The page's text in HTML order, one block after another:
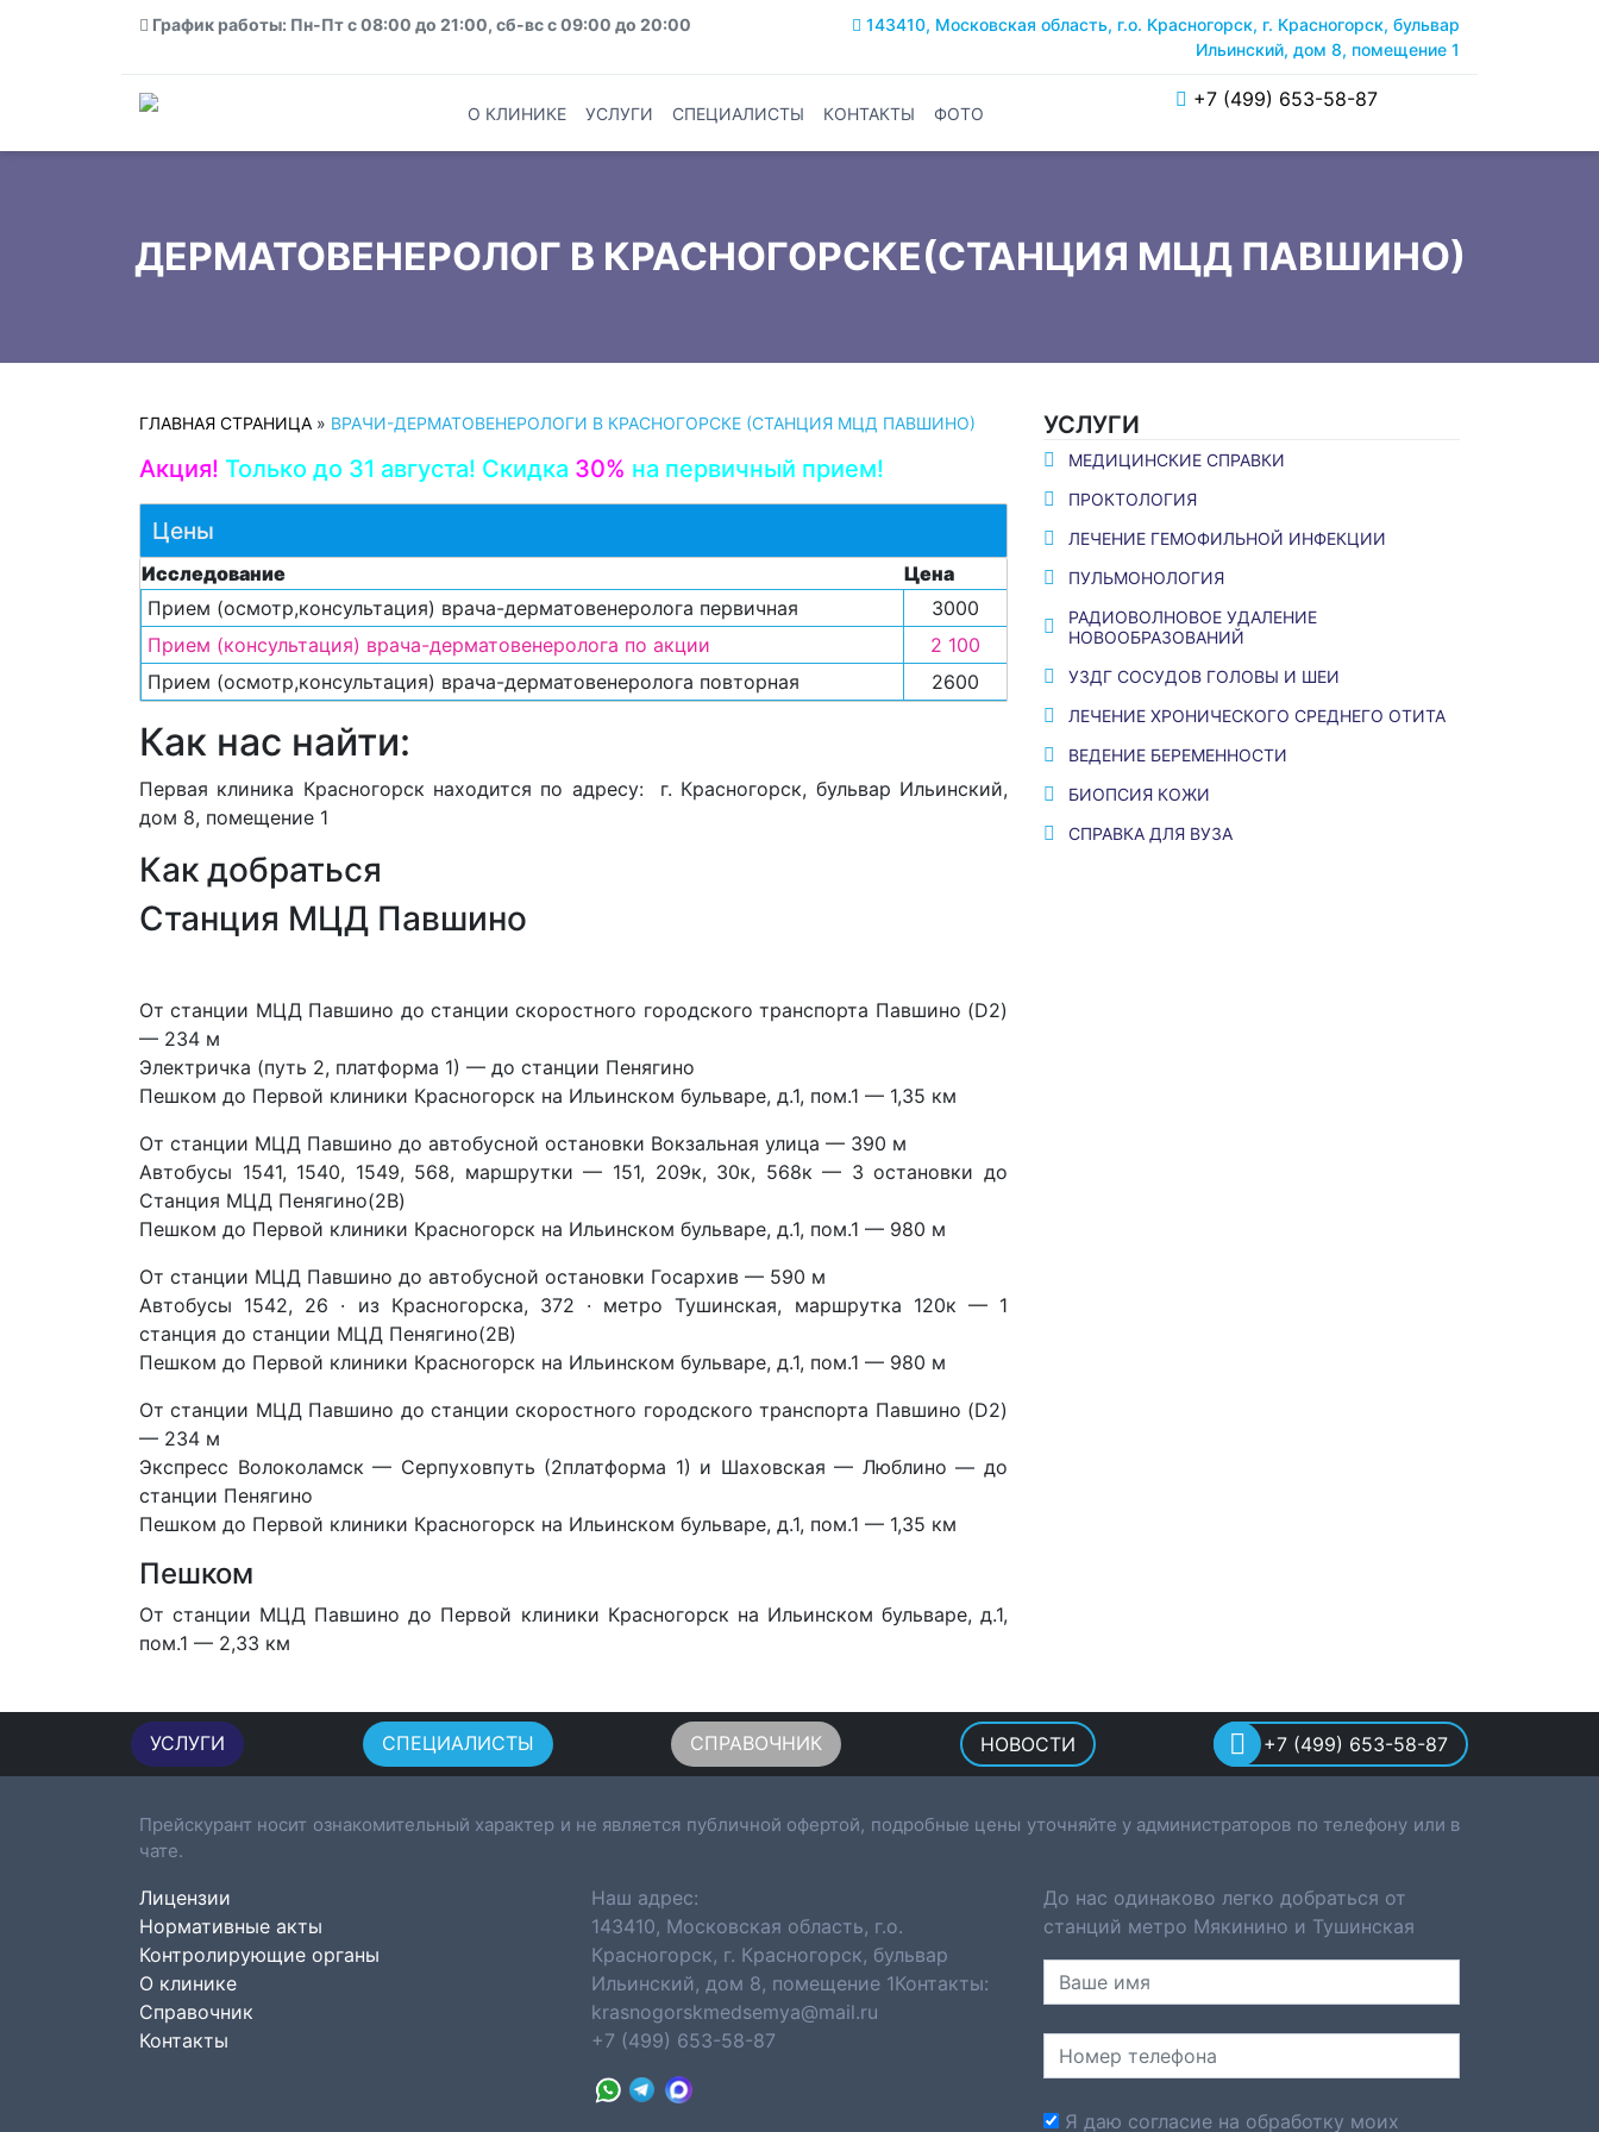
График работы: Пн-Пт с 08:00 до 21:00, сб-вс с 09:00 до 20:00
143410, Московская область, г.о. Красногорск, г. Красногорск, бульвар
Ильинский, дом 8, помещение 1
О КЛИНИКЕ УСЛУГИ СПЕЦИАЛИСТЫ КОНТАКТЫ ФОТО
+7 (499) 653-58-87
ДЕРМАТОВЕНЕРОЛОГ В КРАСНОГОРСКЕ(СТАНЦИЯ МЦД ПАВШИНО)
ГЛАВНАЯ СТРАНИЦА » ВРАЧИ-ДЕРМАТОВЕНЕРОЛОГИ В КРАСНОГОРСКЕ (СТАНЦИЯ МЦД ПАВШИНО)
Акция! Только до 31 августа! Скидка 30% на первичный прием!
Цены
Исследование
Цена
Прием (осмотр,консультация) врача-дерматовенеролога первичная
3000
Прием (консультация) врача-дерматовенеролога по акции
2 100
Прием (осмотр,консультация) врача-дерматовенеролога повторная
2600
Как нас найти:
Первая клиника Красногорск находится по адресу: г. Красногорск, бульвар Ильинский,
дом 8, помещение 1
Как добраться
Станция МЦД Павшино
От станции МЦД Павшино до станции скоростного городского транспорта Павшино (D2)
— 234 м
Электричка (путь 2, платформа 1) — до станции Пенягино
Пешком до Первой клиники Красногорск на Ильинском бульваре, д.1, пом.1 — 1,35 км
От станции МЦД Павшино до автобусной остановки Вокзальная улица — 390 м
Автобусы 1541, 1540, 1549, 568, маршрутки — 151, 209к, 30к, 568к — 3 остановки до
Станция МЦД Пенягино(2B)
Пешком до Первой клиники Красногорск на Ильинском бульваре, д.1, пом.1 — 980 м
От станции МЦД Павшино до автобусной остановки Госархив — 590 м
Автобусы 1542, 26 · из Красногорска, 372 · метро Тушинская, маршрутка 120к — 1
станция до станции МЦД Пенягино(2В)
Пешком до Первой клиники Красногорск на Ильинском бульваре, д.1, пом.1 — 980 м
От станции МЦД Павшино до станции скоростного городского транспорта Павшино (D2)
— 234 м
Экспресс Волоколамск — Серпуховпуть (2платформа 1) и Шаховская — Люблино —до
станции Пенягино
Пешком до Первой клиники Красногорск на Ильинском бульваре, д.1, пом.1 — 1,35 км
Пешком
От станции МЦД Павшинодо Первой клиники Красногорск на Ильинском бульваре, д.1,
пом.1 — 2,33 км
УСЛУГИ
МЕДИЦИНСКИЕ СПРАВКИ
ПРОКТОЛОГИЯ
ЛЕЧЕНИЕ ГЕМОФИЛЬНОЙ ИНФЕКЦИИ
ПУЛЬМОНОЛОГИЯ
РАДИОВОЛНОВОЕ УДАЛЕНИЕ
НОВООБРАЗОВАНИЙ
УЗДГ СОСУДОВ ГОЛОВЫ И ШЕИ
ЛЕЧЕНИЕ ХРОНИЧЕСКОГО СРЕДНЕГО ОТИТА
ВЕДЕНИЕ БЕРЕМЕННОСТИ
БИОПСИЯ КОЖИ
СПРАВКА ДЛЯ ВУЗА
УСЛУГИ СПЕЦИАЛИСТЫ СПРАВОЧНИК НОВОСТИ +7 (499) 653-58-87
Прейскурант носит ознакомительный характер и не является публичной офертой, подробные цены уточняйте у администраторов по телефону или в
чате.
Лицензии
Нормативные акты
Контролирующие органы
О клинике
Справочник
Контакты
Наш адрес:
143410, Московская область, г.о.
Красногорск, г. Красногорск, бульвар
Ильинский, дом 8, помещение 1Контакты:
krasnogorskmedsemya@mail.ru
+7 (499) 653-58-87
До нас одинаково легко добраться от
станций метро Мякинино и Тушинская
Я даю согласие на обработку моих